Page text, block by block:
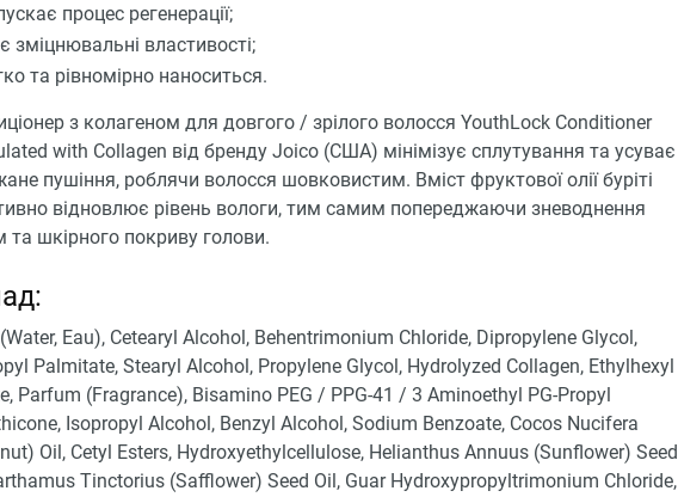
процес регенерації;
зміцнювальні властивості;
та рівномірно наноситься.
з колагеном для довгого / зрілого волосся YouthLock Conditioner
with Collagen від бренду Joico (США) мінімізує сплутування та усуває
пушіння, роблячи волосся шовковистим. Вміст фруктової олії буріті
відновлює рівень вологи, тим самим попереджаючи зневоднення
та шкірного покриву голови.
Eau), Cetearyl Alcohol, Behentrimonium Chloride, Dipropylene Glycol,
Palmitate, Stearyl Alcohol, Propylene Glycol, Hydrolyzed Collagen, Ethylhexyl
Parfum (Fragrance), Bisamino PEG / PPG-41 / 3 Aminoethyl PG-Propyl
Isopropyl Alcohol, Benzyl Alcohol, Sodium Benzoate, Cocos Nucifera
Oil, Cetyl Esters, Hydroxyethylcellulose, Helianthus Annuus (Sunflower) Seed
Tinctorius (Safflower) Seed Oil, Guar Hydroxypropyltrimonium Chloride,